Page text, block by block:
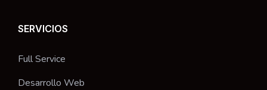
SERVICIOS
Full Service
Desarrollo Web